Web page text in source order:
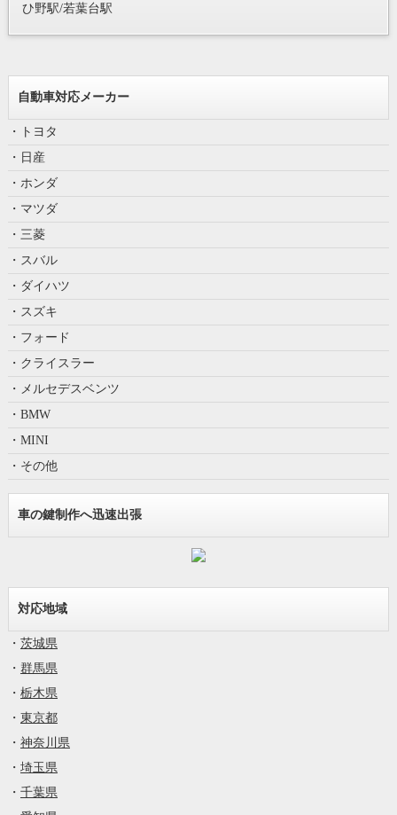
ひ野駅/若葉台駅
自動車対応メーカー
・トヨタ
・日産
・ホンダ
・マツダ
・三菱
・スバル
・ダイハツ
・スズキ
・フォード
・クライスラー
・メルセデスベンツ
・BMW
・MINI
・その他
車の鍵制作へ迅速出張
対応地域
・ 茨城県
・ 群馬県
・ 栃木県
・ 東京都
・ 神奈川県
・ 埼玉県
・ 千葉県